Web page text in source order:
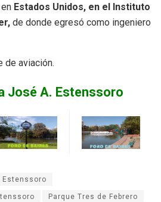
Estados Unidos, en el Instituto
de donde egresó como ingeniero
de aviación.
José A. Estenssoro
Estenssoro
Parque Tres de Febrero